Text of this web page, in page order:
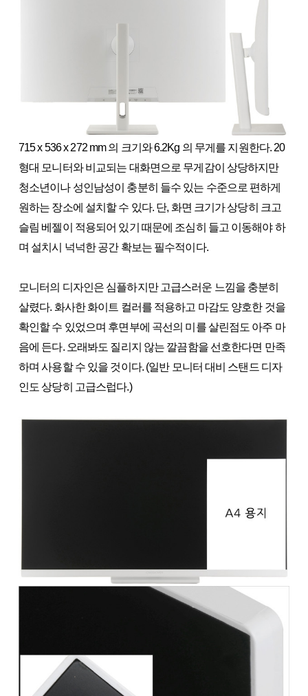
715 x 536 x 272 mm 의 크기와 6.2Kg 의 무게를 지원한다. 20
형대 모니터와 비교되는 대화면으로 무게감이 상당하지만
청소년이나 성인남성이 충분히 들수 있는 수준으로 편하게
원하는 장소에 설치할 수 있다. 단, 화면 크기가 상당히 크고
슬림 베젤이 적용되어 있기 때문에 조심히 들고 이동해야 하
며 설치시 넉넉한 공간 확보는 필수적이다.
모니터의 디자인은 심플하지만 고급스러운 느낌을 충분히
살렸다. 화사한 화이트 컬러를 적용하고 마감도 양호한 것을
확인할 수 있었으며 후면부에 곡선의 미를 살린점도 아주 마
음에 든다. 오래봐도 질리지 않는 깔끔함을 선호한다면 만족
하며 사용할 수 있을 것이다. (일반 모니터 대비 스탠드 디자
인도 상당히 고급스럽다.)